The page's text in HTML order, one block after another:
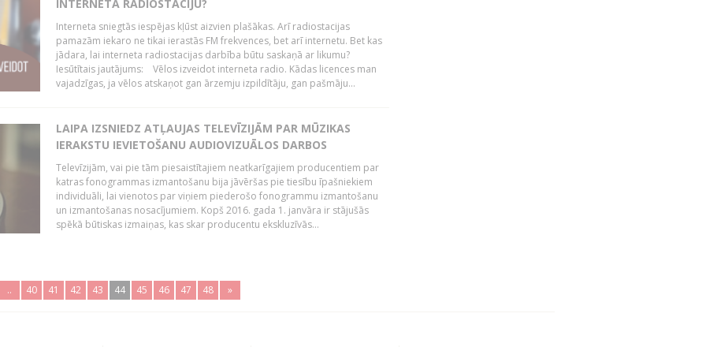
INTERNETA RADIOSTACIJU?
Interneta sniegtās iespējas kļūst aizvien plašākas. Arī radiostacijas
pamazām iekaro ne tikai ierastās FM frekvences, bet arī internetu. Bet kas
jādara, lai interneta radiostacijas darbība būtu saskaņā ar likumu?
Iesūtītais jautājums: Vēlos izveidot interneta radio. Kādas licences man
vajadzīgas, ja vēlos atskaņot gan ārzemju izpildītāju, gan pašmāju...
LAIPA IZSNIEDZ ATĻAUJAS TELEVĪZIJĀM PAR MŪZIKAS
IERAKSTU IEVIETOŠANU AUDIOVIZUĀLOS DARBOS
Televīzijām, vai pie tām piesaistītajiem neatkarīgajiem producentiem par
katras fonogrammas izmantošanu bija jāvēršas pie tiesību īpašniekiem
individuāli, lai vienotos par viņiem piederošo fonogrammu izmantošanu
un izmantošanas nosacījumiem. Kopš 2016. gada 1. janvāra ir stājušās
spēkā būtiskas izmaiņas, kas skar producentu ekskluzīvās...
.. 40 41 42 43 44 45 46 47 48 »